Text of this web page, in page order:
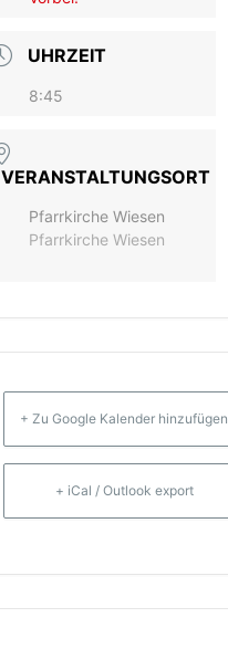
UHRZEIT
8:45
VERANSTALTUNGSORT
Pfarrkirche Wiesen
Pfarrkirche Wiesen
+ Zu Google Kalender hinzufügen
+ iCal / Outlook export